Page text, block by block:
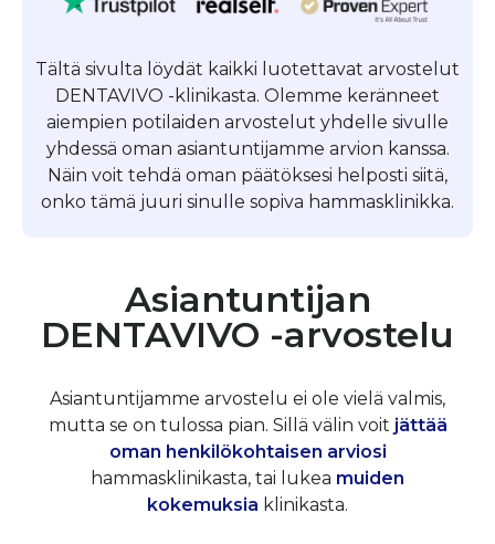
Tältä sivulta löydät kaikki luotettavat arvostelut
DENTAVIVO -klinikasta. Olemme keränneet
aiempien potilaiden arvostelut yhdelle sivulle
yhdessä oman asiantuntijamme arvion kanssa.
Näin voit tehdä oman päätöksesi helposti siitä,
onko tämä juuri sinulle sopiva hammasklinikka.
Asiantuntijan
DENTAVIVO -arvostelu
Asiantuntijamme arvostelu ei ole vielä valmis,
mutta se on tulossa pian. Sillä välin voit jättää
oman henkilökohtaisen arviosi
hammasklinikasta, tai lukea muiden
kokemuksia klinikasta.